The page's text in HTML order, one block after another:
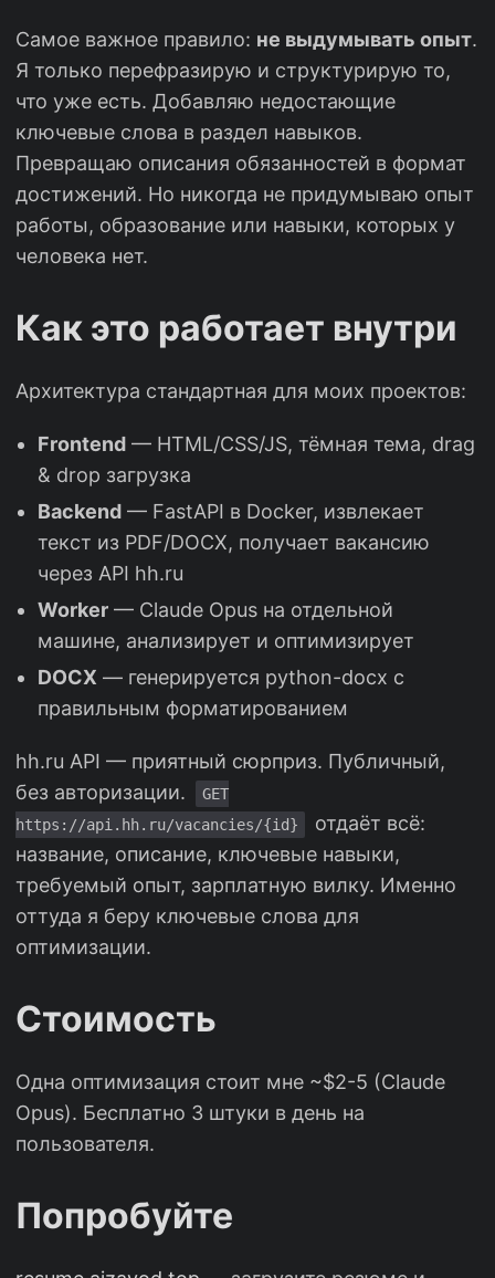
Самое важное правило: не выдумывать опыт.
Я только перефразирую и структурирую то,
что уже есть. Добавляю недостающие
ключевые слова в раздел навыков.
Превращаю описания обязанностей в формат
достижений. Но никогда не придумываю опыт
работы, образование или навыки, которых у
человека нет.
Как это работает внутри
Архитектура стандартная для моих проектов:
Frontend — HTML/CSS/JS, тёмная тема, drag
& drop загрузка
Backend — FastAPI в Docker, извлекает
текст из PDF/DOCX, получает вакансию
через API hh.ru
Worker — Claude Opus на отдельной
машине, анализирует и оптимизирует
DOCX — генерируется python-docx с
правильным форматированием
hh.ru API — приятный сюрприз. Публичный,
без авторизации.
GET
https://api.hh.ru/vacancies/{id}
отдаёт всё:
название, описание, ключевые навыки,
требуемый опыт, зарплатную вилку. Именно
оттуда я беру ключевые слова для
оптимизации.
Стоимость
Одна оптимизация стоит мне ~$2-5 (Claude
Opus). Бесплатно 3 штуки в день на
пользователя.
Попробуйте